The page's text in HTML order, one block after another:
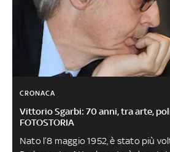
CRONACA
Vittorio Sgarbi: 70 anni, tra arte,
FOTOSTORIA
Nato l’8 maggio 1952, è stato più